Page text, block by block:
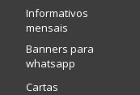
Informativos
mensais
Banners para
whatsapp
Cartas